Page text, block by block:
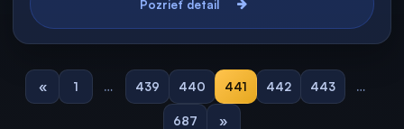
Pozrieť detail
« 1 … 439 440 441 442 443 …
687 »